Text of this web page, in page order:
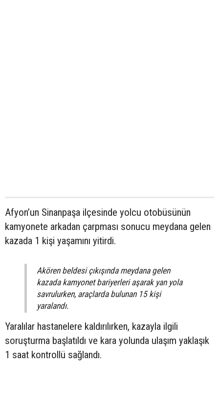
Afyon’un Sinanpaşa ilçesinde yolcu otobüsünün
kamyonete arkadan çarpması sonucu meydana gelen
kazada 1 kişi yaşamını yitirdi.
Akören beldesi çıkışında meydana gelen
kazada kamyonet bariyerleri aşarak yan yola
savrulurken, araçlarda bulunan 15 kişi
yaralandı.
Yaralılar hastanelere kaldırılırken, kazayla ilgili
soruşturma başlatıldı ve kara yolunda ulaşım yaklaşık
1 saat kontrollü sağlandı.